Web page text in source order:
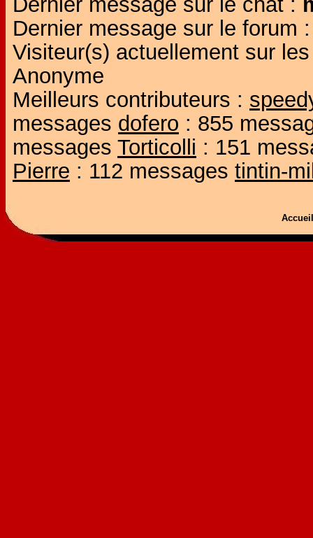
Dernier message sur le forum
Visiteur(s) actuellement sur
Anonyme
Meilleurs contributeurs :
messages dofero : 855
messages Torticolli : 151
Pierre : 112 messages tintin-